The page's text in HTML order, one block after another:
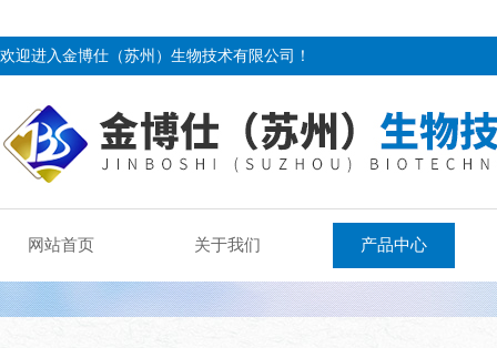
欢迎进入金博仕（苏州）生物技术有限公司！
网站首页 关于我们 产品中心